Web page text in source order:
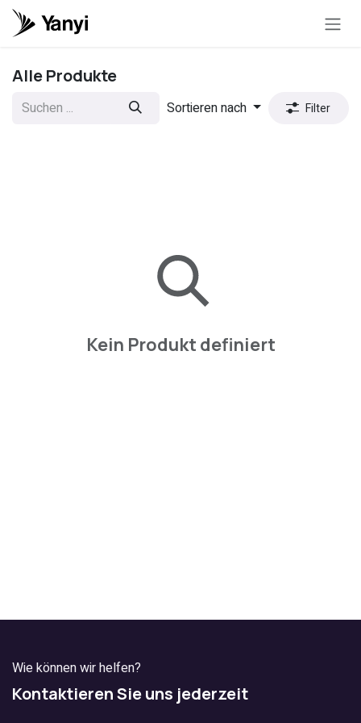
Zum Inhalt springen
Alle Produkte
Sortieren nach Filter
Kein Produkt definiert
Wie können wir helfen?
Kontaktieren Sie uns jederzeit